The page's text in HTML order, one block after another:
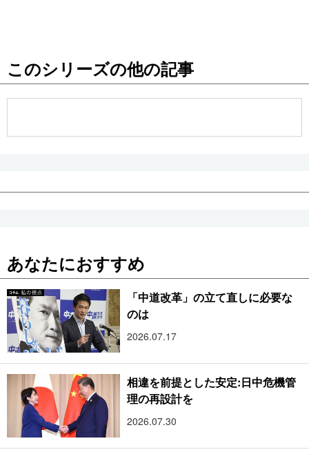
東京
このシリーズの他の記事
あなたにおすすめ
「中道改革」の立て直しに必要な
のは
2026.07.17
相違を前提とした安定:日中危機管
理の再設計を
2026.07.30